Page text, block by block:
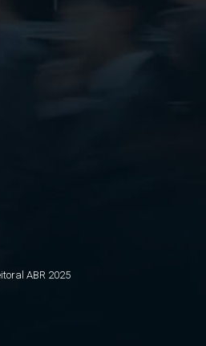
ABR 2025